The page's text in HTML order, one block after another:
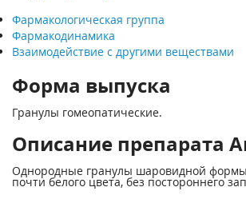
Фармакологическая группа
Фармакодинамика
Взаимодействие с другими веществами
Форма выпуска
Гранулы гомеопатические.
Описание препарата
Однородные гранулы шаровидной
почти белого цвета, без постороннего